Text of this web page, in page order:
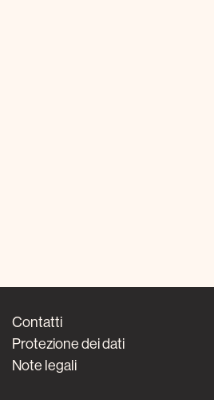
Contatti
Protezione dei dati
Note legali